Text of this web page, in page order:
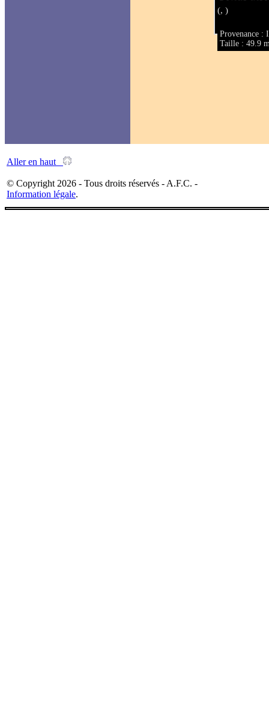
(, )
Provenance :
Taille : 49.9
Aller en haut
© Copyright 2026 - Tous droits réservés - A.F.C. -
Information légale.